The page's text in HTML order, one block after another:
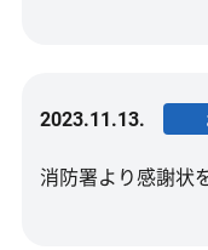
2023.11.13.
消防署より感謝状